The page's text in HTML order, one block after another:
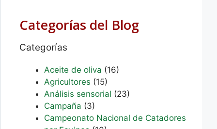
Categorías del Blog
Categorías
Aceite de oliva (16)
Agricultores (15)
Análisis sensorial (23)
Campaña (3)
Campeonato Nacional de Catadores